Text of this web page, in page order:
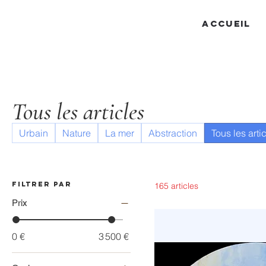
ACCUEIL
Tous les articles
Urbain Nature La mer Abstraction Tous les
Filtrer par
Prix
0 € 3 500 €
165 articles